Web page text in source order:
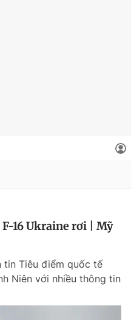
F-16 Ukraine rơi | Mỹ
tin Tiêu điểm quốc tế
Niên với nhiều thông tin